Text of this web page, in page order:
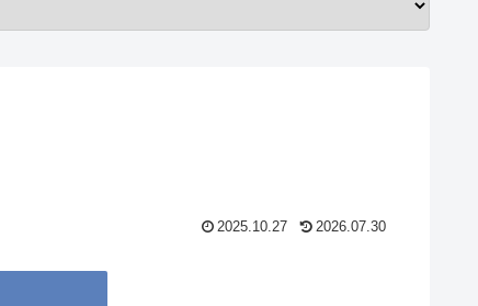
2025.10.27 2026.07.30